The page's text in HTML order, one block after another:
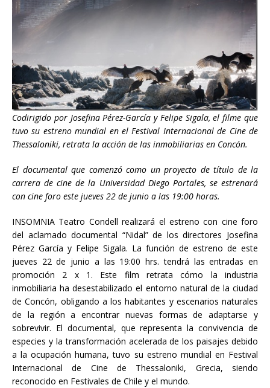
Codirigido por Josefina Pérez-García y Felipe Sigala, el filme que
tuvo su estreno mundial en el Festival Internacional de Cine de
Thessaloniki, retrata la acción de las inmobiliarias en Concón.
El documental que comenzó como un proyecto de título de la
carrera de cine de la Universidad Diego Portales, se estrenará
con cine foro este jueves 22 de junio a las 19:00 horas.
INSOMNIA Teatro Condell realizará el estreno con cine foro
del aclamado documental “Nidal” de los directores Josefina
Pérez García y Felipe Sigala. La función de estreno de este
jueves 22 de junio a las 19:00 hrs. tendrá las entradas en
promoción 2 x 1. Este film retrata cómo la industria
inmobiliaria ha desestabilizado el entorno natural de la ciudad
de Concón, obligando a los habitantes y escenarios naturales
de la región a encontrar nuevas formas de adaptarse y
sobrevivir. El documental, que representa la convivencia de
especies y la transformación acelerada de los paisajes debido
a la ocupación humana, tuvo su estreno mundial en Festival
Internacional de Cine de Thessaloniki, Grecia, siendo
reconocido en Festivales de Chile y el mundo.